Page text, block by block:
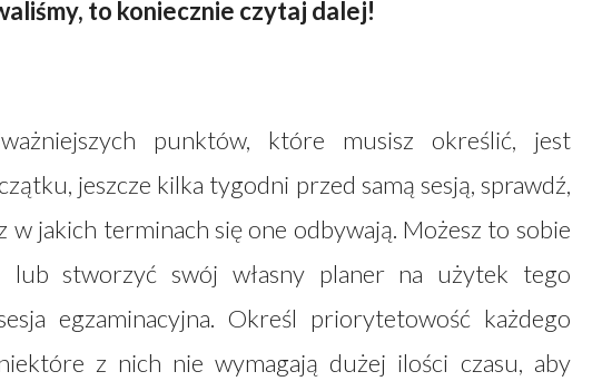
to koniecznie czytaj dalej!
punktów, które musisz określić, jest
jeszcze kilka tygodni przed samą sesją, sprawdź,
w jakich terminach się one odbywają. Możesz to sobie
lub stworzyć swój własny planer na użytek tego
egzaminacyjna. Określ priorytetowość każdego
z nich nie wymagają dużej ilości czasu, aby